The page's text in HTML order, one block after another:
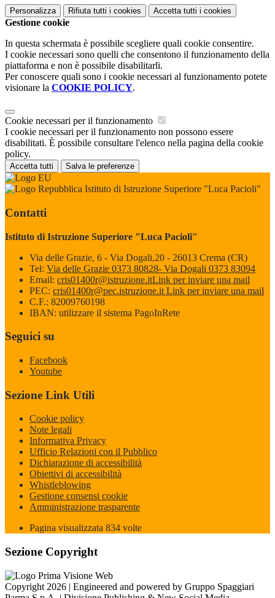
Personalizza Rifiuta tutti i cookies Accetta tutti i cookies
Gestione cookie
In questa schermata è possibile scegliere quali cookie consentire.
I cookie necessari sono quelli che consentono il funzionamento della
piattaforma e non è possibile disabilitarli.
Per conoscere quali sono i cookie necessari al funzionamento potete
visionare la COOKIE POLICY.
Cookie necessari per il funzionamento
I cookie necessari per il funzionamento non possono essere
disabilitati. È possibile consultare l'elenco nella pagina della cookie
policy.
Accetta tutti Salva le preferenze
Istituto di Istruzione Superiore "Luca Pacioli"
Contatti
Istituto di Istruzione Superiore "Luca Pacioli"
Via delle Grazie, 6 - Via Dogali,20 - 26013 Crema (CR)
Tel: Via delle Grazie 0373 80828- Via Dogali 0373 83094
Email: cris01400r@istruzione.itLink per inviare una mail
PEC: cris01400r@pec.istruzione.it Link per inviare una mail
C.F.: 82009760198
IBAN: utilizzare il sistema PagoInRete
Seguici su
Facebook
Youtube
Sezione Link Utili
Cookie policy
Note legali
Informativa Privacy
Ufficio Relazioni con il Pubblico
Dichiarazione di accessibilità
Obiettivi di accessibilità
Whistleblowing
Gestione consensi cookie
Amministrazione trasparente
Pagina visualizzata 834 volte
Sezione Copyright
Copyright 2026 | Engineered and powered by Gruppo Spaggiari